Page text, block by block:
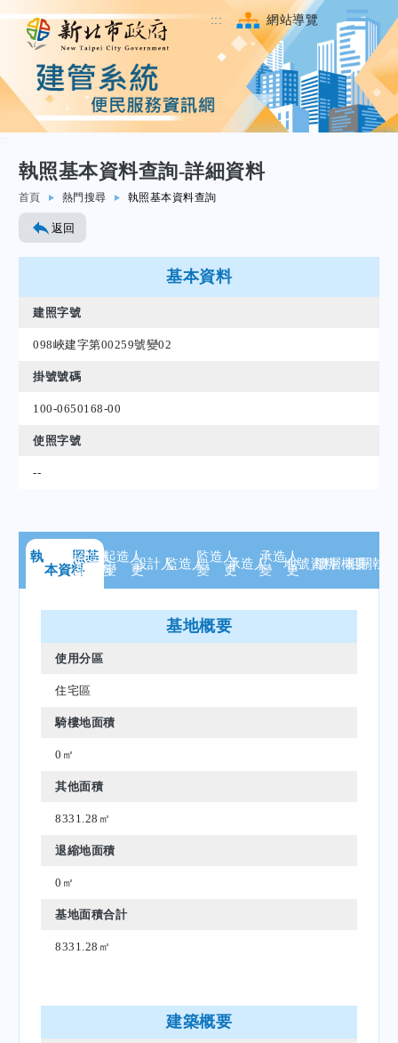
::: 網站導覽
跳至主要內容
執照基本資料查詢-詳細資料
首頁 熱門搜尋 執照基本資料查詢
返回
基本資料
建照字號
098峽建字第00259號變02
掛號號碼
100-0650168-00
使照字號
--
執 照基
本資料
起造人
資 料
起造人
變 更設計人監造人監造人
變 更承造人承造人
變 更
地號資料
樓層概要
相關執
基地概要
使用分區
住宅區
騎樓地面積
0㎡
其他面積
8331.28㎡
退縮地面積
0㎡
基地面積合計
8331.28㎡
建築概要